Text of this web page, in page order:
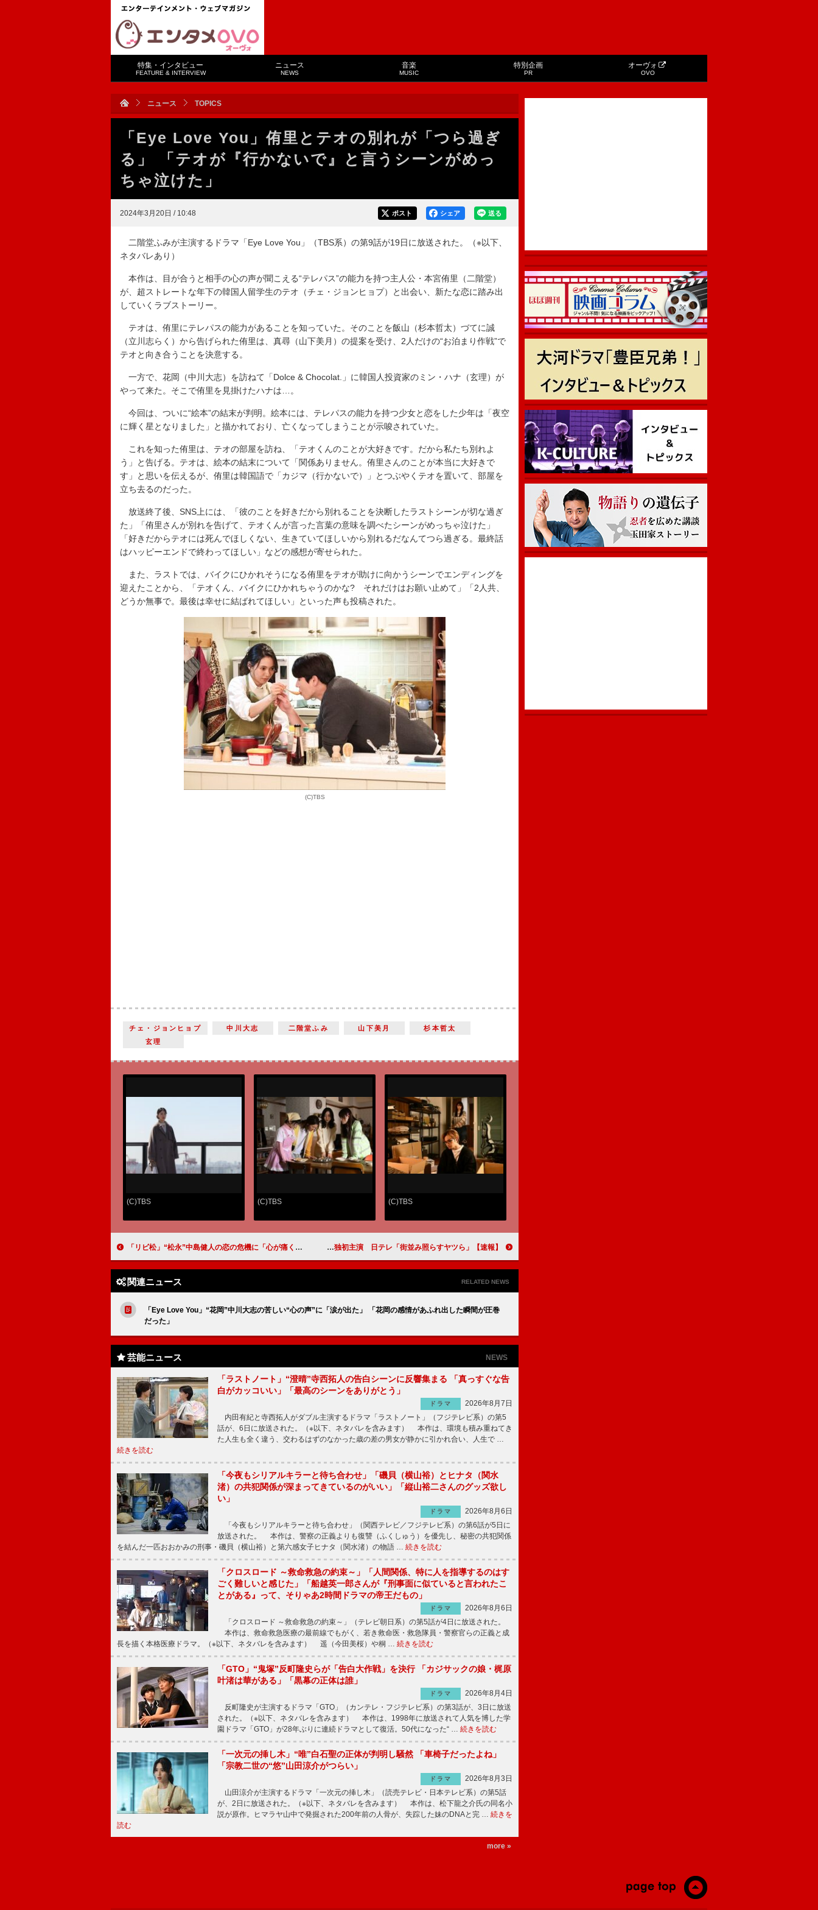
特集・インタビュー
FEATURE & INTERVIEW
ニュース
NEWS
音楽
MUSIC
特別企画
PR
オーヴォ
OVO
ニュース TOPICS
「Eye Love You」侑里とテオの別れが「つら過ぎ
る」 「テオが『行かないで』と言うシーンがめっ
ちゃ泣けた」
2024年3月20日 / 10:48 送る
シェア
ポスト
二階堂ふみが主演するドラマ「Eye Love You」（TBS系）の第9話が19日に放送された。（※以下、
ネタバレあり）
本作は、目が合うと相手の心の声が聞こえる“テレパス”の能力を持つ主人公・本宮侑里（二階堂）
が、超ストレートな年下の韓国人留学生のテオ（チェ・ジョンヒョプ）と出会い、新たな恋に踏み出
していくラブストーリー。
テオは、侑里にテレパスの能力があることを知っていた。そのことを飯山（杉本哲太）づてに誠
（立川志らく）から告げられた侑里は、真尋（山下美月）の提案を受け、2人だけの“お泊まり作戦”で
テオと向き合うことを決意する。
一方で、花岡（中川大志）を訪ねて「Dolce & Chocolat.」に韓国人投資家のミン・ハナ（玄理）が
やって来た。そこで侑里を見掛けたハナは…。
今回は、ついに“絵本”の結末が判明。絵本には、テレパスの能力を持つ少女と恋をした少年は「夜空
に輝く星となりました」と描かれており、亡くなってしまうことが示唆されていた。
これを知った侑里は、テオの部屋を訪ね、「テオくんのことが大好きです。だから私たち別れよ
う」と告げる。テオは、絵本の結末について「関係ありません。侑里さんのことが本当に大好きで
す」と思いを伝えるが、侑里は韓国語で「カジマ（行かないで）」とつぶやくテオを置いて、部屋を
立ち去るのだった。
放送終了後、SNS上には、「彼のことを好きだから別れることを決断したラストシーンが切な過ぎ
た」「侑里さんが別れを告げて、テオくんが言った言葉の意味を調べたシーンがめっちゃ泣けた」
「好きだからテオには死んでほしくない、生きていてほしいから別れるだなんてつら過ぎる。最終話
はハッピーエンドで終わってほしい」などの感想が寄せられた。
また、ラストでは、バイクにひかれそうになる侑里をテオが助けに向かうシーンでエンディングを
迎えたことから、「テオくん、バイクにひかれちゃうのかな? それだけはお願い止めて」「2人共、
どうか無事で。最後は幸せに結ばれてほしい」といった声も投稿された。
(C)TBS
チェ・ジョンヒョプ 中川大志 二階堂ふみ 山下美月
杉本哲太
玄理
(C)TBS (C)TBS (C)TBS
「リビ松」“松永”中島健人の恋の危機に「心が痛くなった」 向井康二の「マッサマン」発言シーンに「最高」と反響集まる 【速報】森本慎太郎（SixTONES）がGP帯でドラマ単独初主演 日テレ「街並み照らすヤツら」
関連ニュース RELATED NEWS
「Eye Love You」“花岡”中川大志の苦しい“心の声”に「涙が出た」 「花岡の感情があふれ出した瞬間が圧巻
だった」
芸能ニュース NEWS
「ラストノート」“澄晴”寺西拓人の告白シーンに反響集まる 「真っすぐな告
白がカッコいい」「最高のシーンをありがとう」
ドラマ
2026年8月7日
内田有紀と寺西拓人がダブル主演するドラマ「ラストノート」（フジテレビ系）の第5
話が、6日に放送された。（※以下、ネタバレを含みます） 本作は、環境も積み重ねてき
た人生も全く違う、交わるはずのなかった歳の差の男女が静かに引かれ合い、人生で …
続きを読む
「今夜もシリアルキラーと待ち合わせ」「磯貝（横山裕）とヒナタ（関水
渚）の共犯関係が深まってきているのがいい」「縦山裕二さんのグッズ欲し
い」
ドラマ
2026年8月6日
「今夜もシリアルキラーと待ち合わせ」（関西テレビ／フジテレビ系）の第6話が5日に
放送された。 本作は、警察の正義よりも復讐（ふくしゅう）を優先し、秘密の共犯関係
を結んだ一匹おおかみの刑事・磯貝（横山裕）と第六感女子ヒナタ（関水渚）の物語 … 続きを読む
「クロスロード ～救命救急の約束～」「人間関係、特に人を指導するのはす
ごく難しいと感じた」「船越英一郎さんが『刑事面に似ていると言われたこ
とがある』って、そりゃあ2時間ドラマの帝王だもの」
ドラマ
2026年8月6日
「クロスロード ～救命救急の約束～」（テレビ朝日系）の第5話が4日に放送された。
本作は、救命救急医療の最前線でもがく、若き救命医・救急隊員・警察官らの正義と成
長を描く本格医療ドラマ。（※以下、ネタバレを含みます） 遥（今田美桜）や桐 … 続きを読む
「GTO」“鬼塚”反町隆史らが「告白大作戦」を決行 「カジサックの娘・梶原
叶渚は華がある」「黒幕の正体は誰」
ドラマ
2026年8月4日
反町隆史が主演するドラマ「GTO」（カンテレ・フジテレビ系）の第3話が、3日に放送
された。（※以下、ネタバレを含みます） 本作は、1998年に放送されて人気を博した学
園ドラマ「GTO」が28年ぶりに連続ドラマとして復活。50代になった“ … 続きを読む
「一次元の挿し木」“唯”白石聖の正体が判明し騒然 「車椅子だったよね」
「宗教二世の“悠”山田涼介がつらい」
ドラマ
2026年8月3日
山田涼介が主演するドラマ「一次元の挿し木」（読売テレビ・日本テレビ系）の第5話
が、2日に放送された。（※以下、ネタバレを含みます） 本作は、松下龍之介氏の同名小
説が原作。ヒマラヤ山中で発掘された200年前の人骨が、失踪した妹のDNAと完 … 続きを
読む
more »